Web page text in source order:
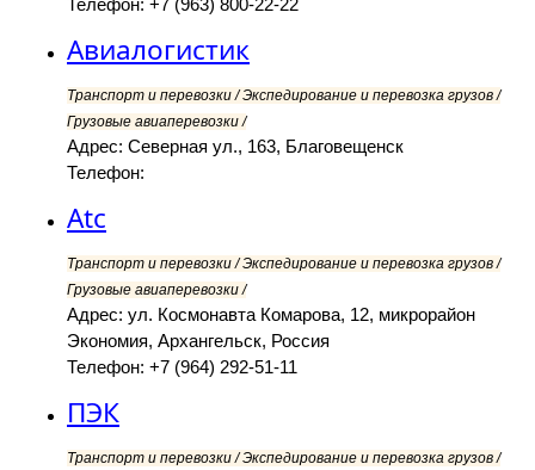
Телефон: +7 (963) 800-22-22
Авиалогистик
Транспорт и перевозки / Экспедирование и перевозка грузов /
Грузовые авиаперевозки /
Адрес: Северная ул., 163, Благовещенск
Телефон:
Atc
Транспорт и перевозки / Экспедирование и перевозка грузов /
Грузовые авиаперевозки /
Адрес: ул. Космонавта Комарова, 12, микрорайон
Экономия, Архангельск, Россия
Телефон: +7 (964) 292-51-11
ПЭК
Транспорт и перевозки / Экспедирование и перевозка грузов /